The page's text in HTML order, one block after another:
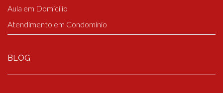
Aula em Domicílio
Atendimento em Condomínio
BLOG